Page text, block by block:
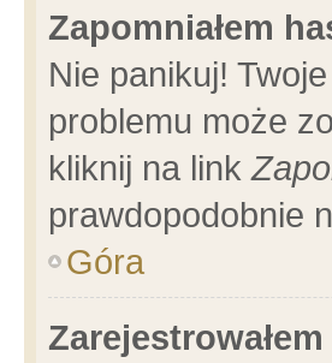
Zapomniałem
Nie panikuj!
problemu może
kliknij na link
prawdopodobnie
Góra